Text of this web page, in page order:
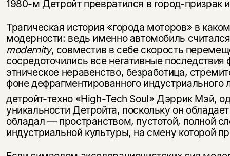
1980-м Детройт превратился в город-призрак
Трагическая история «города моторов» в
модерности: ведь именно автомобиль
modernity, совместив в себе скорость
сосредоточились все негативные
этническое неравенство, безработица,
фоне дефрагментированного
детройт-техно «High-Tech Soul» Дэррик Мэй,
уникальности Детройта, поскольку он
обладал — пространством, пустотой, полной
индустриальной культуры, на смену которой